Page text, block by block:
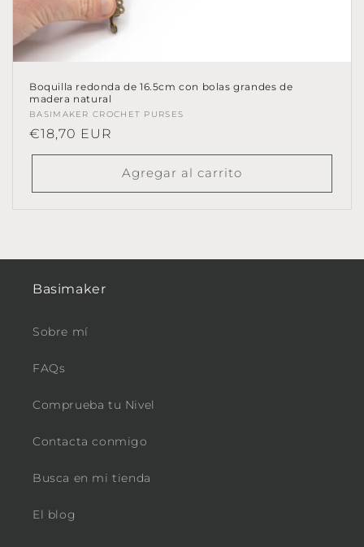
Boquilla redonda de 16.5cm con bolas grandes de
madera natural
Proveedor:
BASIMAKER CROCHET PURSES
Precio
habitual
€18,70 EUR
Agregar al carrito
Basimaker
Sobre mí
FAQs
Comprueba tu Nivel
Contacta conmigo
Busca en mi tienda
El blog